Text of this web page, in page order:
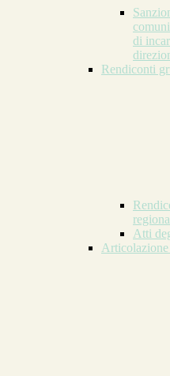
di
Rendiconti
Atti